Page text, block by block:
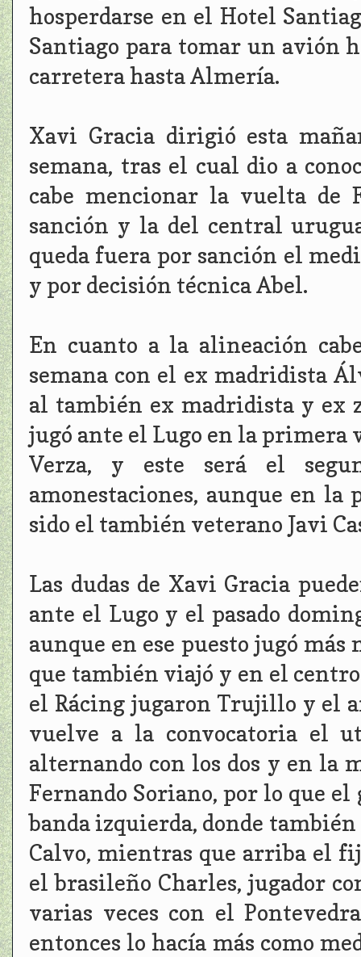
hosperdarse en el Hotel
Santiago para tomar un avión
carretera hasta Almería.
Xavi Gracia dirigió esta
semana, tras el cual dio a
cabe mencionar la vuelta de
sanción y la del central
queda fuera por sanción el
y por decisión técnica Abel.
En cuanto a la alineación
semana con el ex madridista
al también ex madridista y ex
jugó ante el Lugo en la primera
Verza, y este será el
amonestaciones, aunque en
sido el también veterano Javi
Las dudas de Xavi Gracia
ante el Lugo y el pasado
aunque en ese puesto jugó
que también viajó y en el centro
el Rácing jugaron Trujillo y el
vuelve a la convocatoria el
alternando con los dos y en la
Fernando Soriano, por lo que el
banda izquierda, donde
Calvo, mientras que arriba el
el brasileño Charles, jugador
varias veces con el
entonces lo hacía más como